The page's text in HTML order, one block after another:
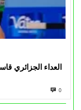
العداء الجزائري
0